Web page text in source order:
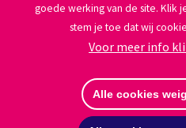
goede werking van de site. Klik
stem je toe dat wij
Voor meer info
Alle cookies
Volg
Afmelden